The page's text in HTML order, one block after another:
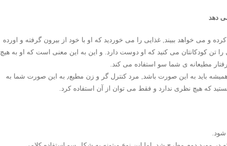
و می خواهد ببیند, غذایی را می خوردید که او با خود از بیرون گرفته و اورده
را تن کودکانتان می کنید که او دوست دارد. و این به این معنی است که او به هیچ
مطیعانه ی شما سو استفاده می کند.
اینطور در ذهن شریک شما جا می افتد که روال همیشه باید به این صورت باشد, مرد کنترل گر و زن مطیع٫ به این صورت شما به
که هیچ نظری ندارد و فقط می توان از آن استفاده کرد.
شود.